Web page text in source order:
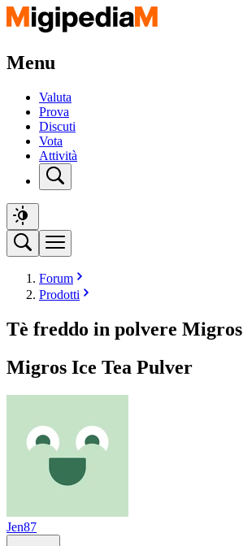
Menu
Valuta
Prova
Discuti
Vota
Attività
Forum
Prodotti
Tè freddo in polvere Migros
Migros Ice Tea Pulver
Jen87